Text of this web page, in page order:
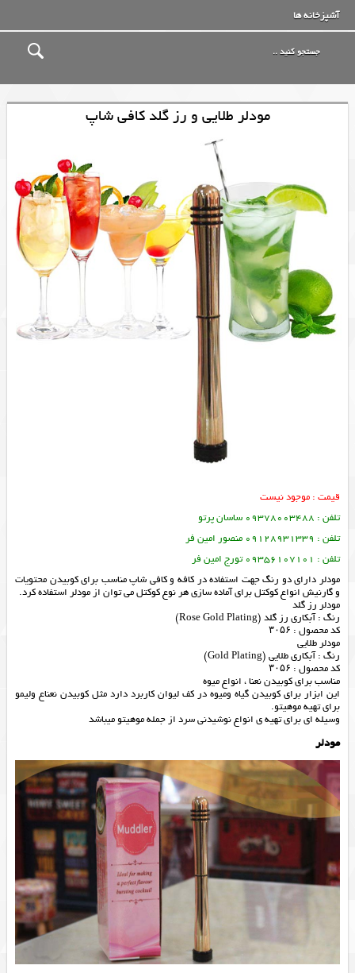
آشپزخانه ها
مودلر طلایی و رز گلد کافی شاپ
قیمت : موجود نیست
تلفن : 09378003488 ساسان پرتو
تلفن : 09128931339 منصور امین فر
تلفن : 09356107101 تورج امین فر
مودلر دارای دو رنگ جهت استفاده در کافه و کافی شاپ مناسب برای کوبیدن محتویات
و گارنیش انواع کوکتل برای آماده سازی هر نوع کوکتل می توان از مودلر استفاده کرد.
مودلر رز گلد
رنگ : آبکاری رز گلد (Rose Gold Plating)
کد محصول : ۳۰۵۶
مودلر طلایی
رنگ : آبکاری طلایی (Gold Plating)
کد محصول : ۳۰۵۶
مناسب برای کوبیدن نعنا ، انواع میوه
این ابزار برای کوبیدن گیاه ومیوه در کف لیوان کاربرد دارد مثل کوبیدن نعناع ولیمو
برای تهیه موهیتو.
وسیله ای برای تهیه ی انواع نوشیدنی سرد از جمله موهیتو میباشد
مودلر